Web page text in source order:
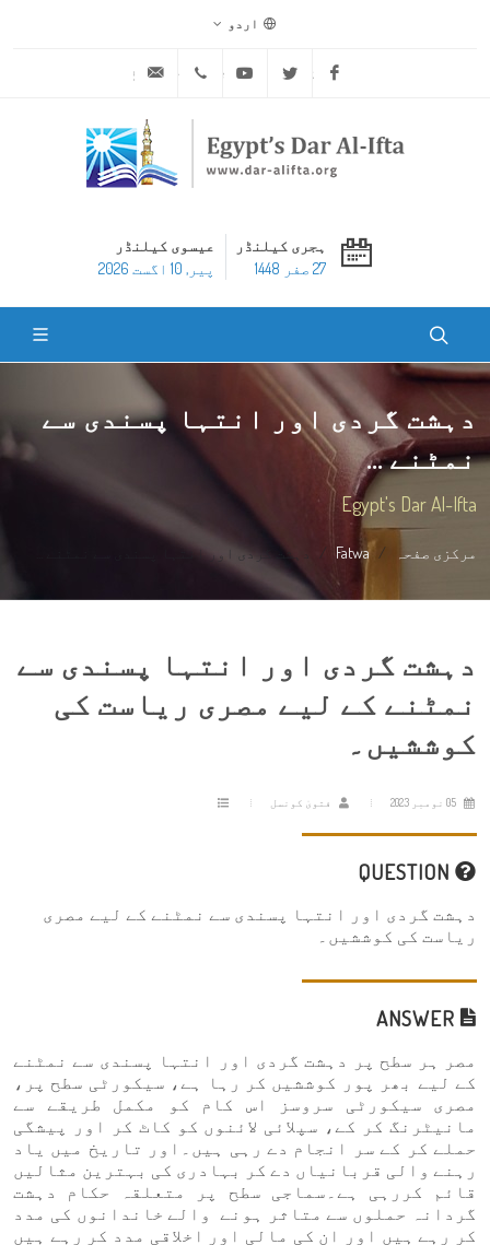
اردو
Facebook
Twitter
Youtube
ہجری کیلنڈر
27 صفر 1448
عیسوی کیلنڈر
پير, 10 اگست 2026
دہشت گردی اور انتہا پسندی سے
نمٹنے ...
Egypt's Dar Al-Ifta
مرکزی صفحہ Fatwa دہشت گردی اور انتہا پسندی سے نمٹنے ...
دہشت گردی اور انتہا پسندی سے
نمٹنے کے لیے مصری ریاست کی
کوششیں۔
فتویٰ کونسل
دہشت گردی اور انتہا پسندی سے نمٹنے کے لیے مصری
ریاست کی کوششیں۔
مصر ہر سطح پر دہشت گردی اور انتہا پسندی سے نمٹنے
کے لیے بھر پور کوششیں کر رہا ہے، سیکورٹی سطح پر،
مصری سیکورٹی سروسز اس کام کو مکمل طریقے سے
مانیٹرنگ کر کے، سپلائی لائنوں کو کاٹ کر اور پیشگی
حملے کر کے سر انجام دے رہی ہیں۔اور تاریخ میں یاد
رہنے والی قربانیاں دے کر بہادری کی بہترین مثالیں
قائم کررہی ہے۔سماجی سطح پر متعلقہ حکام دہشت
گردانہ حملوں سے متاثر ہونے والے خاندانوں کی مدد
کر رہے ہیں اور ان کی مالی اور اخلاقی مدد کر رہے ہیں